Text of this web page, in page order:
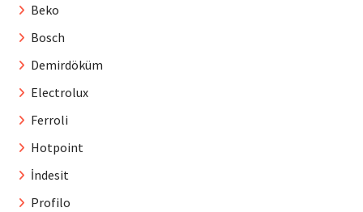
Beko
Bosch
Demirdöküm
Electrolux
Ferroli
Hotpoint
İndesit
Profilo